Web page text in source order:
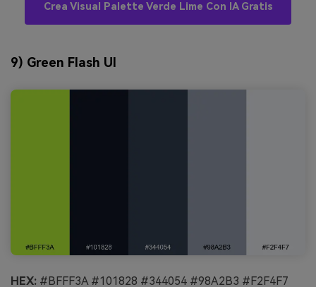
Crea Visual Palette Verde Lime Con IA Gratis
9) Green Flash UI
HEX: #BFFF3A #101828 #344054 #98A2B3 #F2F4F7